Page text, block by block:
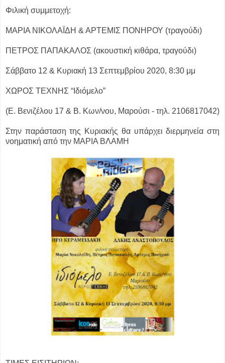
Φιλική συμμετοχή:
ΜΑΡΙΑ ΝΙΚΟΛΑΪΔΗ & ΑΡΤΕΜΙΣ ΠΟΝΗΡΟΥ (τραγούδι)
ΠΕΤΡΟΣ ΠΑΠΑΚΑΛΟΣ (ακουστική κιθάρα, τραγούδι)
Σάββατο 12 & Κυριακή 13 Σεπτεμβρίου 2020, 8:30 μμ
ΧΩΡΟΣ ΤΕΧΝΗΣ “Ιδιόμελο”
(Ε. Βενιζέλου 17 & Β. Κων/νου, Μαρούσι - τηλ. 2106817042)
Στην παράσταση της Κυριακής θα υπάρχει διερμηνεία στη
νοηματική από την ΜΑΡΙΑ ΒΛΑΜΗ